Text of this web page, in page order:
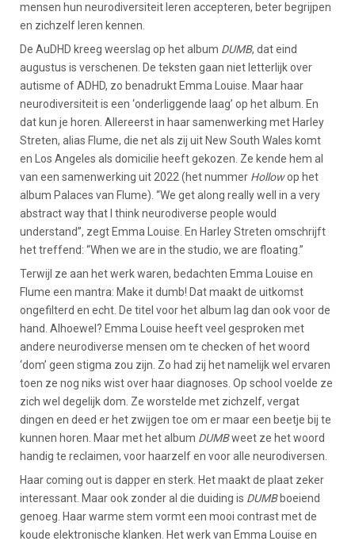
mensen hun neurodiversiteit leren accepteren, beter begrijpen
en zichzelf leren kennen.
De AuDHD kreeg weerslag op het album DUMB, dat eind
augustus is verschenen. De teksten gaan niet letterlijk over
autisme of ADHD, zo benadrukt Emma Louise. Maar haar
neurodiversiteit is een ‘onderliggende laag’ op het album. En
dat kun je horen. Allereerst in haar samenwerking met Harley
Streten, alias Flume, die net als zij uit New South Wales komt
en Los Angeles als domicilie heeft gekozen. Ze kende hem al
van een samenwerking uit 2022 (het nummer Hollowop het
album Palaces van Flume). “We get along really well in a very
abstract way that I think neurodiverse people would
understand”, zegt Emma Louise. En Harley Streten omschrijft
het treffend: “When we are in the studio, we are floating.”
Terwijl ze aan het werk waren, bedachten Emma Louise en
Flume een mantra: Make it dumb! Dat maakt de uitkomst
ongefilterd en echt. De titel voor het album lag dan ook voor de
hand. Alhoewel? Emma Louise heeft veel gesproken met
andere neurodiverse mensen om te checken of het woord
‘dom’ geen stigma zou zijn. Zo had zij het namelijk wel ervaren
toen ze nog niks wist over haar diagnoses. Op school voelde ze
zich wel degelijk dom. Ze worstelde met zichzelf, vergat
dingen en deed er het zwijgen toe om er maar een beetje bij te
kunnen horen. Maar met het album DUMBweet ze het woord
handig te reclaimen, voor haarzelf en voor alle neurodiversen.
Haar coming out is dapper en sterk. Het maakt de plaat zeker
interessant. Maar ook zonder al die duiding is DUMBboeiend
genoeg. Haar warme stem vormt een mooi contrast met de
koude elektronische klanken. Het werk van Emma Louise en